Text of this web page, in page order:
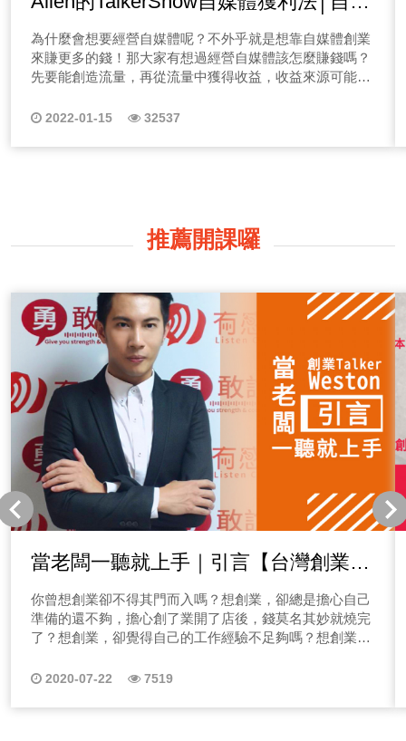
體如何做品牌定位
為什麼會想要經營自媒體呢？不外乎就是想靠自媒體創業
來賺更多的錢！那大家有想過經營自媒體該怎麼賺錢嗎？
先要能創造流量，再從流量中獲得收益，收益來源可能是
還沒賺到錢？不少人開了節目、寫了部落格，有了一點流
台晾在一邊，只能當作自己曾經試過，但不是這行的料...
嗎？或是你正在經營自媒體卻沒有頭緒，歡迎來到Allen教
代來臨，人人都在做！那你的品牌還有機會嗎？本系列節
目會教你一堆脫穎而出的方法，想了解怎麼做嗎？歡迎收
聽Allen的Talker秀！ 「點圖片收聽其他系列」
Allen我想開一個IG、FB帳號來做行銷，第一步我該怎麼
做？ 又或者也有人問過Allen，我想成為網紅，你覺得我
適合做什麼樣類型的網紅？也有企業家說，本身想成為網
紅創造粉絲，在把粉絲導入企業品牌，達成透過經營自媒
體來創造營收！ 那我們都說個人品牌時代來臨，人人都
在做，也該做個人品牌，但搞不清楚什麼是品牌，不要妄
想在資訊爆炸的狀況下你能有機會脫穎而出，若搞不清楚
品牌定位，你會不會擔心你的品牌還有機會嗎？ 你的問
題，我們都聽到囉！因此Allen和有感說團隊，決定開一系
列節目來跟大家聊自媒體行銷該怎麼做！本系列節目會教
你一堆脫穎而出的方法，想了解怎麼做嗎？歡迎收聽Allen
的Talker秀！ Allen的TalkerShow│EP01自媒體如何做品
牌定位 本集節目會直擊多數人無法開始經營個人品牌的
理由，如何找出差異化！教你怎麼依照你的目標去定位你
的品牌，有興趣的聽眾朋友們聽起來！收聽前小知識，什
簡單來說就是讓消費者輕鬆認出、聯想到你的產品與服
務，為什麼要購買你的品牌而不是它牌！想知道怎麼做
2022-01-15 32537
推薦開課囉
當老闆一聽就上手｜引言【台灣創業困
境】
你曾想創業卻不得其門而入嗎？想創業，卻總是擔心自己
準備的還不夠，擔心創了業開了店後，錢莫名其妙就燒完
了？想創業，卻覺得自己的工作經驗不足夠嗎？想創業想
Weston的課程當老闆一聽就上手！ 大家好我是
這一系列課程其實是因應朋友們要求而開的，不少想創業
2020-07-22 7519